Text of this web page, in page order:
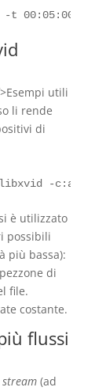
utili
li rende
di
è utilizzato
possibili
più bassa):
di
file.
costante.
flussi
stream(ad